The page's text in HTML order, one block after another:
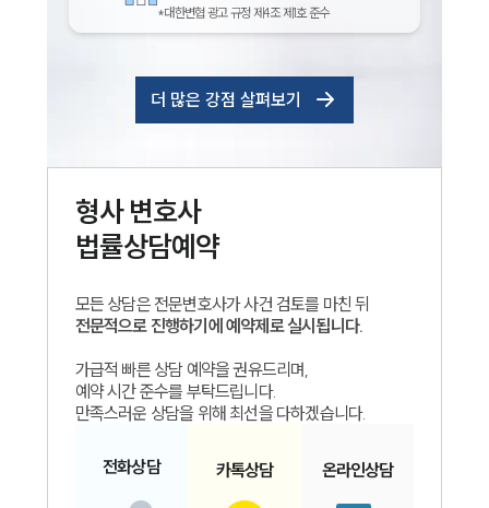
*대한변협 광고 규정 제4조 제1호 준수
더 많은 강점 살펴보기
형사변호사
법률상담예약
모든 상담은 전문변호사가 사건 검토를 마친 뒤
전문적으로 진행하기에 예약제로 실시됩니다.
가급적 빠른 상담 예약을 권유드리며,
예약 시간 준수를 부탁드립니다.
만족스러운 상담을 위해 최선을 다하겠습니다.
전화상담 카톡상담 온라인상담